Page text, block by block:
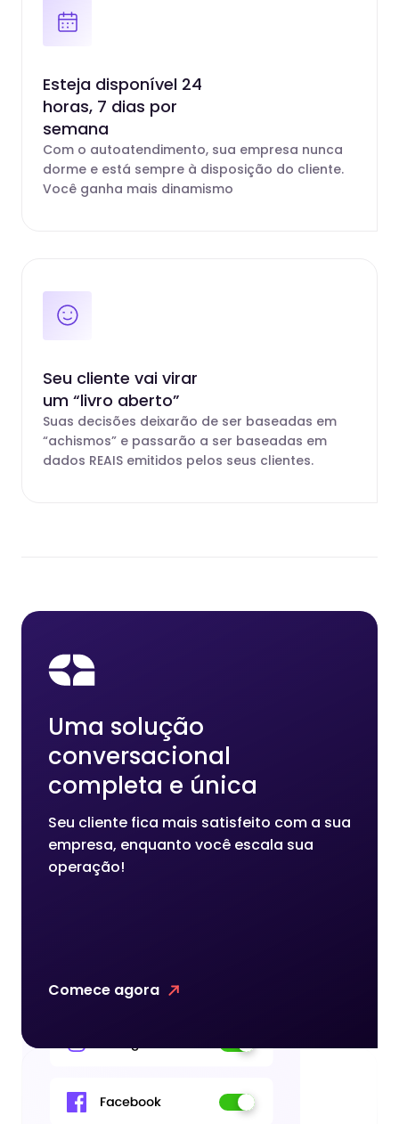
Esteja disponível 24
horas, 7 dias por
semana
Com o autoatendimento, sua empresa nunca
dorme e está sempre à disposição do cliente.
Você ganha mais dinamismo
Seu cliente vai virar
um “livro aberto”
Suas decisões deixarão de ser baseadas em
“achismos” e passarão a ser baseadas em
dados REAIS emitidos pelos seus clientes.
Uma solução
conversacional
completa e única
Seu cliente fica mais satisfeito com a sua
empresa, enquanto você escala sua
operação!
Comece agora